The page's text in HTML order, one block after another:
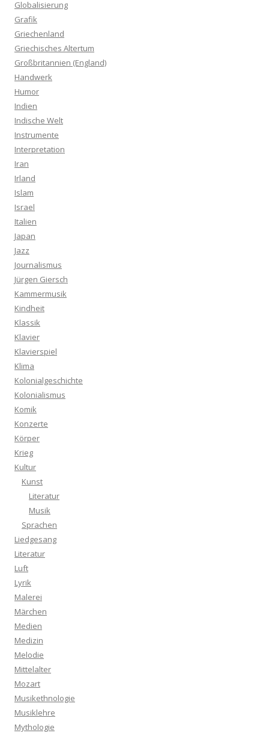
Globalisierung
Grafik
Griechenland
Griechisches Altertum
Großbritannien (England)
Handwerk
Humor
Indien
Indische Welt
Instrumente
Interpretation
Iran
Irland
Islam
Israel
Italien
Japan
Jazz
Journalismus
Jürgen Giersch
Kammermusik
Kindheit
Klassik
Klavier
Klavierspiel
Klima
Kolonialgeschichte
Kolonialismus
Komik
Konzerte
Körper
Krieg
Kultur
Kunst
Literatur
Musik
Sprachen
Liedgesang
Literatur
Luft
Lyrik
Malerei
Märchen
Medien
Medizin
Melodie
Mittelalter
Mozart
Musikethnologie
Musiklehre
Mythologie